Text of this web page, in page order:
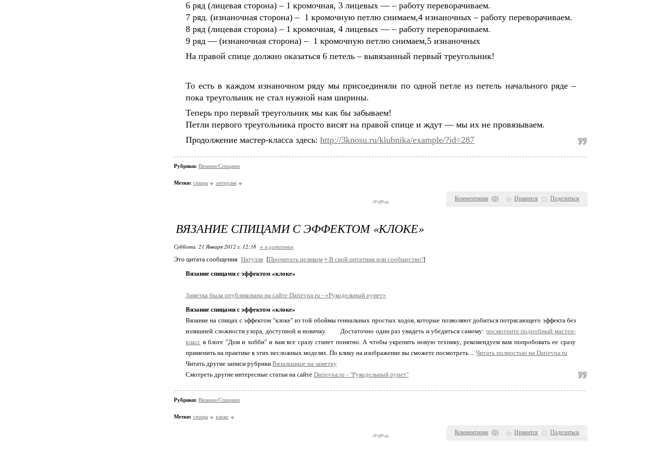
Комментарии (0) Нравится Поделиться
6 ряд (лицевая сторона) – 1 кромочная, 3 лицевых — – работу переворачиваем.
7 ряд. (изнаночная сторона) – 1 кромочную петлю снимаем,4 изнаночных – работу переворачиваем.
8 ряд (лицевая сторона) – 1 кромочная, 4 лицевых — – работу переворачиваем.
9 ряд — (изнаночная сторона) – 1 кромочную петлю снимаем,5 изнаночных
На правой спице должно оказаться 6 петель – вывязанный первый треугольник!
То есть в каждом изнаночном ряду мы присоединяли по одной петле из петель начального ряде –
пока треугольник не стал нужной нам ширины.
Теперь про первый треугольник мы как бы забываем!
Петли первого треугольника просто висят на правой спице и ждут — мы их не провязываем.
Продолжение мастер-класса здесь: http://3knosu.ru/klubnika/example/?id=287
Рубрики: Вязание/Спицами
Метки: спицы энтерлак
Комментарии (0) Нравится Поделиться
ВЯЗАНИЕ СПИЦАМИ С ЭФФЕКТОМ «КЛОКЕ»
Суббота, 21 Января 2012 г. 12:38 + в цитатник
Это цитата сообщения Натулля [Прочитать целиком + В свой цитатник или сообщество!]
Вязание спицами с эффектом «клоке»
Заметка была опубликована на сайте Darievna.ru - «Рукодельный рунет»
Вязание спицами с эффектом «клоке»
Вязание на спицах с эффектом "клоке" из той обоймы гениальных простых ходов, которые позволяют добиться потрясающего эффекта без
излишней сложности узора, доступной и новичку.
Достаточно один раз увидеть и убедиться самому: посмотрите подробный мастер-
класс в блоге "Дом и хобби" и вам все сразу станет понятно. А чтобы укрепить новую технику, рекомендуем вам попробовать ее сразу
применить на практике в этих несложных моделях. По клику на изображение вы сможете посмотреть ... Читать полностью на Darievna.ru
Читать другие записи рубрики Вязальщице на заметку
Смотреть другие интересные статьи на сайте Darievna.ru - "Рукодельный рунет"
Рубрики: Вязание/Спицами
Метки: спицы клоке